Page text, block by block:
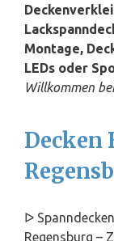
Montage,
LEDs oder
Willkommen
Decken
ᐅ
Regensburg –